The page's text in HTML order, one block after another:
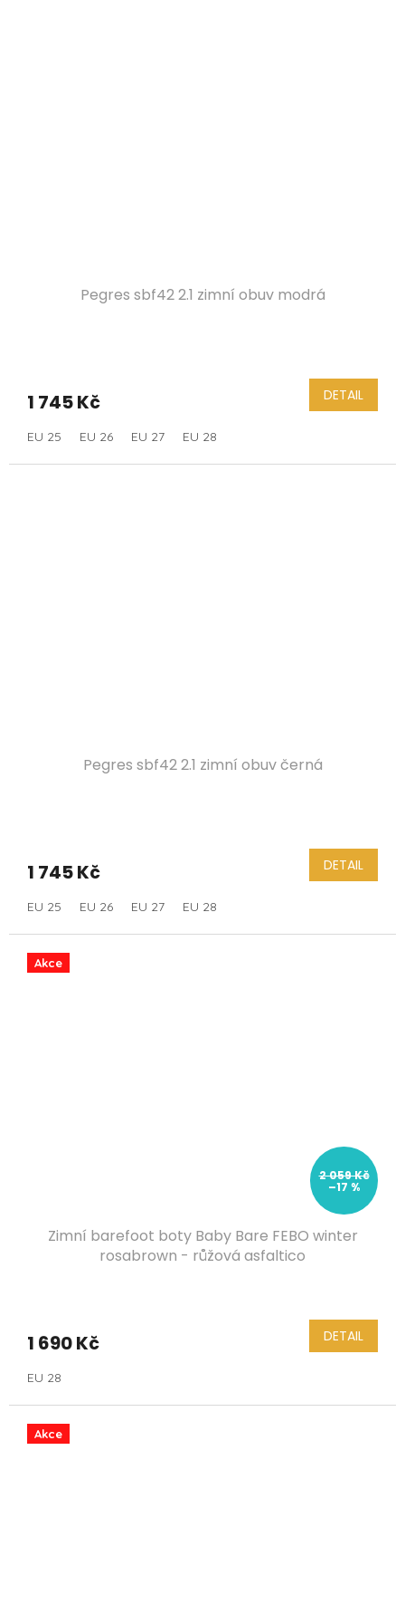
Pegres sbf42 2.1 zimní obuv modrá
1 745 Kč DETAIL
EU 25 EU 26 EU 27 EU 28
Pegres sbf42 2.1 zimní obuv černá
1 745 Kč DETAIL
EU 25 EU 26 EU 27 EU 28
Akce
2 059 Kč
–17 %
Zimní barefoot boty Baby Bare FEBO winter
rosabrown - růžová asfaltico
1 690 Kč DETAIL
EU 28
Akce